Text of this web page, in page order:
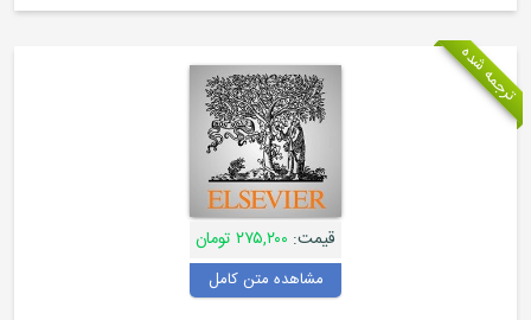
۲۷۵,۲۰۰ تومان
مشاهده متن کامل